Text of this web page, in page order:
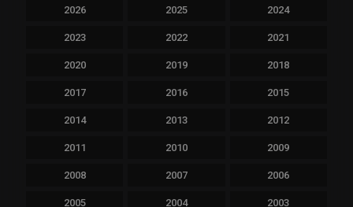
2026 2025 2024
2023 2022 2021
2020 2019 2018
2017 2016 2015
2014 2013 2012
2011 2010 2009
2008 2007 2006
2005 2004 2003